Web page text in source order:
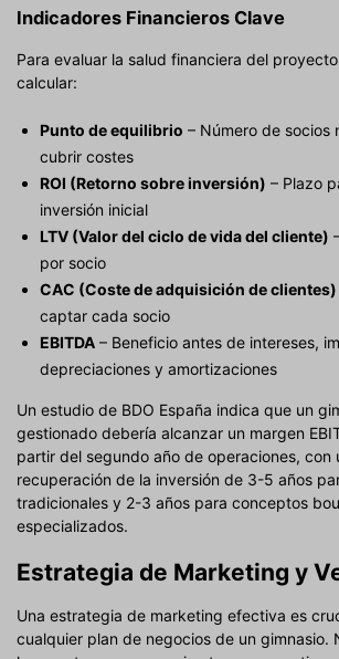
Indicadores Financieros Clave
Para evaluar la salud financiera del
calcular:
Punto de equilibrio – Número de socios
cubrir costes
ROI (Retorno sobre inversión) – Plazo
inversión inicial
LTV (Valor del ciclo de vida del cliente)
por socio
CAC (Coste de adquisición de clientes)
captar cada socio
EBITDA – Beneficio antes de intereses,
depreciaciones y amortizaciones
Un estudio de BDO España indica que un
gestionado debería alcanzar un margen
partir del segundo año de operaciones, con
recuperación de la inversión de 3-5 años
tradicionales y 2-3 años para conceptos
especializados.
Estrategia de Marketing y
Una estrategia de marketing efectiva es
cualquier plan de negocios de un gimnasio.